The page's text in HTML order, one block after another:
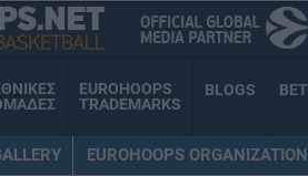
EUROHOOPS
TRADEMARKS
BLOGS BET
EUROHOOPS ORGANIZATION